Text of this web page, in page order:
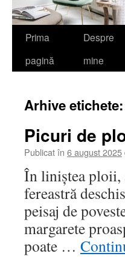
Sari
Prima
pagină
Despre
mine
Arhive etichete:
Picuri de
Publicat în 6 august 2025
În liniștea ploii,
fereastră
peisaj de
margarete
poate …